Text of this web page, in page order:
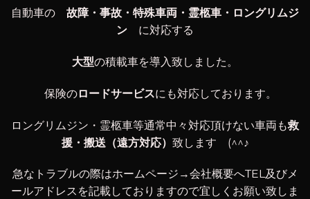
自動車の 故障・事故・特殊車両・霊柩車・ロングリムジ
ン に対応する
大型の積載車を導入致しました。
保険のロードサービスにも対応しております。
ロングリムジン・霊柩車等通常中々対応頂けない車両も救
援・搬送（遠方対応） 致します (^^♪
急なトラブルの際はホームページ→会社概要へTEL及びメ
ールアドレスを記載しておりますので宜しくお願い致しま